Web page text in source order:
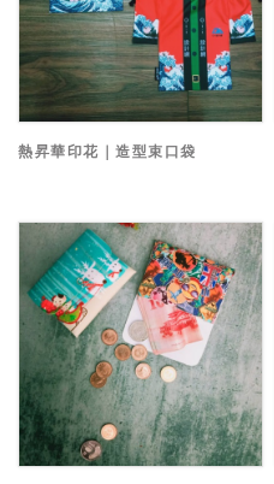
熱昇華印花｜造型束口袋